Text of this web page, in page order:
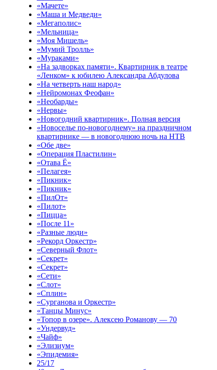
«Мачете»
«Маша и Медведи»
«Мегаполис»
«Мельница»
«Моя Мишель»
«Мумий Тролль»
«Мураками»
«На задворках памяти». Квартирник в театре
«Ленком» к юбилею Александра Абдулова
«На четверть наш народ»
«Нейромонах Феофан»
«Необарды»
«Нервы»
«Новогодний квартирник». Полная версия
«Новоселье по-новогоднему» на праздничном
квартирнике — в новогоднюю ночь на НТВ
«Обе две»
«Операция Пластилин»
«Отава Ё»
«Пелагея»
«Пикник»
«Пикник»
«ПилОт»
«Пилот»
«Пицца»
«После 11»
«Разные люди»
«Рекорд Оркестр»
«Северный Флот»
«Секрет»
«Секрет»
«Сети»
«Слот»
«Сплин»
«Сурганова и Оркестр»
«Танцы Минус»
«Топор в озере». Алексею Романову — 70
«Ундервуд»
«Чайф»
«Элизиум»
«Эпидемия»
25/17